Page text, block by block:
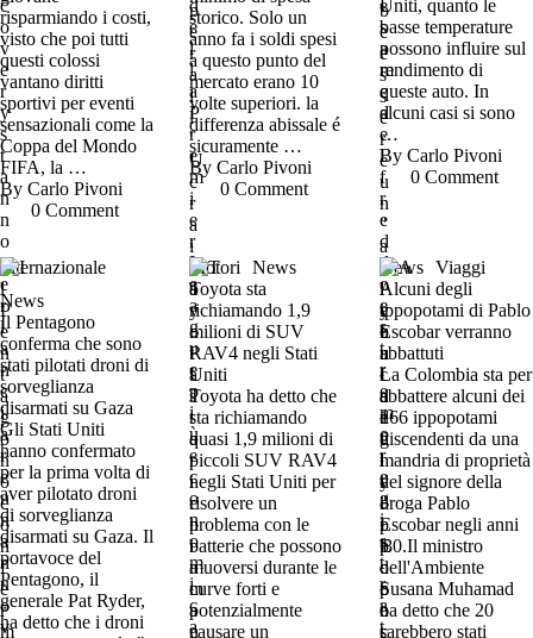
risparmiando i costi,
visto che poi tutti
questi colossi
vantano diritti
sportivi per eventi
sensazionali come la
Coppa del Mondo
FIFA, la …
By Carlo Pivoni
0 Comment
storico. Solo un
anno fa i soldi spesi
a questo punto del
mercato erano 10
volte superiori. la
differenza abissale é
sicuramente …
By Carlo Pivoni
0 Comment
Uniti, quanto le
basse temperature
possono influire sul
rendimento di
queste auto. In
alcuni casi si sono
…
By Carlo Pivoni
0 Comment
Internazionale
News
Il Pentagono
conferma che sono
stati pilotati droni di
sorveglianza
disarmati su Gaza
Gli Stati Uniti
hanno confermato
per la prima volta di
aver pilotato droni
di sorveglianza
disarmati su Gaza. Il
portavoce del
Pentagono, il
generale Pat Ryder,
ha detto che i droni
Motori
News
Toyota sta
richiamando 1,9
milioni di SUV
RAV4 negli Stati
Uniti
Toyota ha detto che
sta richiamando
quasi 1,9 milioni di
piccoli SUV RAV4
negli Stati Uniti per
risolvere un
problema con le
batterie che possono
muoversi durante le
curve forti e
potenzialmente
causare un
News
Viaggi
Alcuni degli
ippopotami di Pablo
Escobar verranno
abbattuti
La Colombia sta per
abbattere alcuni dei
166 ippopotami
discendenti da una
mandria di proprietà
del signore della
droga Pablo
Escobar negli anni
'80.Il ministro
dell'Ambiente
Susana Muhamad
ha detto che 20
sarebbero stati